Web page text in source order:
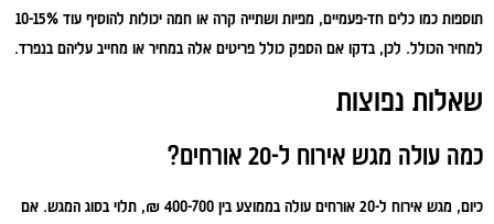
תוספות כמו כלים חד-פעמיים, מפיות ושתייה קרה או חמה יכולות להוסיף עוד 10-15%
למחיר הכולל. לכן, בדקו אם הספק כולל פריטים אלה במחיר או מחייב עליהם בנפרד.
שאלות נפוצות
כמה עולה מגש אירוח ל-20 אורחים?
כיום, מגש אירוח ל-20 אורחים עולה בממוצע בין 400-700 ₪, תלוי בסוג המגש. אם